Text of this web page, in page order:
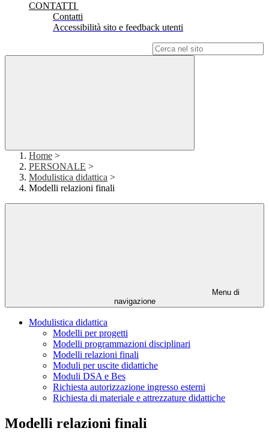
CONTATTI
Contatti
Accessibilità sito e feedback utenti
Home >
PERSONALE >
Modulistica didattica >
Modelli relazioni finali
Menu di
navigazione
Modulistica didattica
Modelli per progetti
Modelli programmazioni disciplinari
Modelli relazioni finali
Moduli per uscite didattiche
Moduli DSA e Bes
Richiesta autorizzazione ingresso esterni
Richiesta di materiale e attrezzature didattiche
Modelli relazioni finali